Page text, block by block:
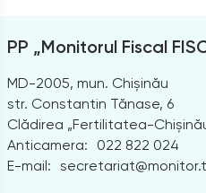
PP „Monitorul Fiscal
MD-2005, mun. Chișinău
str. Constantin Tănase, 6
Clădirea „Fertilitatea-
Anticamera:
022 822 024
E-mail: